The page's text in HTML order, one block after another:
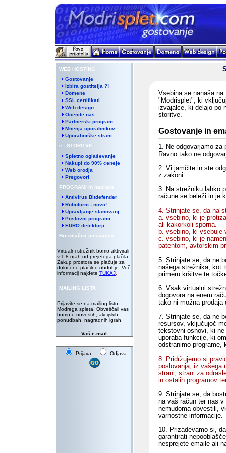
WEB HOSTING
Gostovanje
Izbira gostitelja ?!
Domene
SSL certifikati
Web design
Ocenite nas
Partnerski program
Mnenja uporabnikov
Uporabniške strani
e - STORITVE
Spletno oglaševanje
Nakupi do 90% ceneje
Web orodja
Pregovori
PROGRAMI in naprave
Antivirus Bitdefender
Roboform - novo!
Upravljanje stanovanj
Poslovni programi
EURO detektorji
Brezplačna postavitev
Virtualni strežnik bomo aktivirali
v 1-8 urah od prejetega plačila.
Zakup prostora se plačuje za
določeno plačilno obdobje. Več
informacij najdete TUKAJ
MAILING LISTA
Prijavite se na mailing listo
Modrega spleta. Obveščali vas
bomo o novostih, akcijskih
ponudbah, nagradnih igrah.
Vaš e-mail:
Prijava Odjava
Vsebina se nanaša na:
"Modrisplet", ki
izvajalce, ki delajo po
storitve.
Gostovanje in
1. Ne odgovarjamo
Ravno tako ne
2. Vi jamčite in ste
z zakoni.
3. Na strežniku lahko
račune se beleži in je
4. Strinjate se, da na
a. vsebino, ki je
ali kakorkoli sporna.
b. vsebino, ki vsebuje
c. vsebino, ki je
patentom, avtorskim
5. Strinjate se, da ne
našega strežnika, kot
primeru kršitve te
6. Vsak virtualni
dogovora na enem
tako ni možna prodaja
7. Strinjate se, da ne
resursov, vključujoč
tekstovni osnovi, ki
uporaba funkcije, ki
odstranimo programe,
8. Pridržujemo si
poslovanja, iz vašega
strani, strani za
in ostalih programov
9. Strinjate se, da
na vaš račun ter nas v
nemudoma obvestili,
varnostne informacije.
10. Prizadevamo si,
garantirati
nesprejete emaile ali